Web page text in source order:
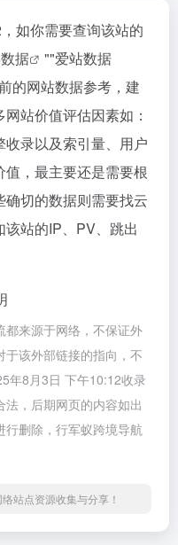
如你需要查询该站的
据 ""爱站数据
的网站数据参考，建
站价值评估因素如：
录以及索引量、用户
，最主要还是需要根
切的数据则需要找云
站的IP、PV、跳出
都来源于网络，不保证外
该外部链接的指向，不
年8月3日 下午10:12收录
，后期网页的内容如出
行删除，行军蚁跨境导航
站点资源收集与分享！